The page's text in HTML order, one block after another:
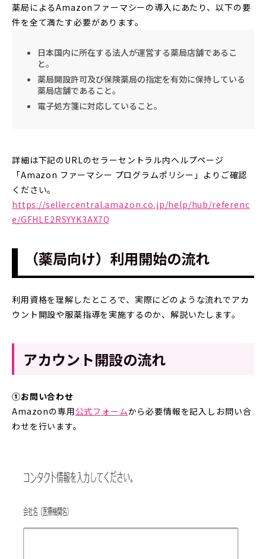
薬局によるAmazonファーマシーの導入にあたり、以下の要
件を全て満たす必要があります。
日本国内に所在する法人が運営する薬局店舗であるこ
と。
薬局開設許可及び保険薬局の指定を有効に保持している
薬局店舗であること。
電子処方箋に対応していること。
詳細は下記のURLのセラーセントラル内ヘルプページ
「Amazon ファーマシー プログラムポリシー」よりご確認
ください。
https://sellercentral.amazon.co.jp/help/hub/referenc
e/GFHLE2RSYYK3AX7Q
（薬局向け）利用開始の流れ
利用資格を理解したところで、実際にどのような流れでアカ
ウント開設や服薬指導を実施するのか、解説いたします。
アカウント開設の流れ
①お問い合わせ
Amazonの専用公式フォームから必要情報を記入しお問い合
わせを行います。